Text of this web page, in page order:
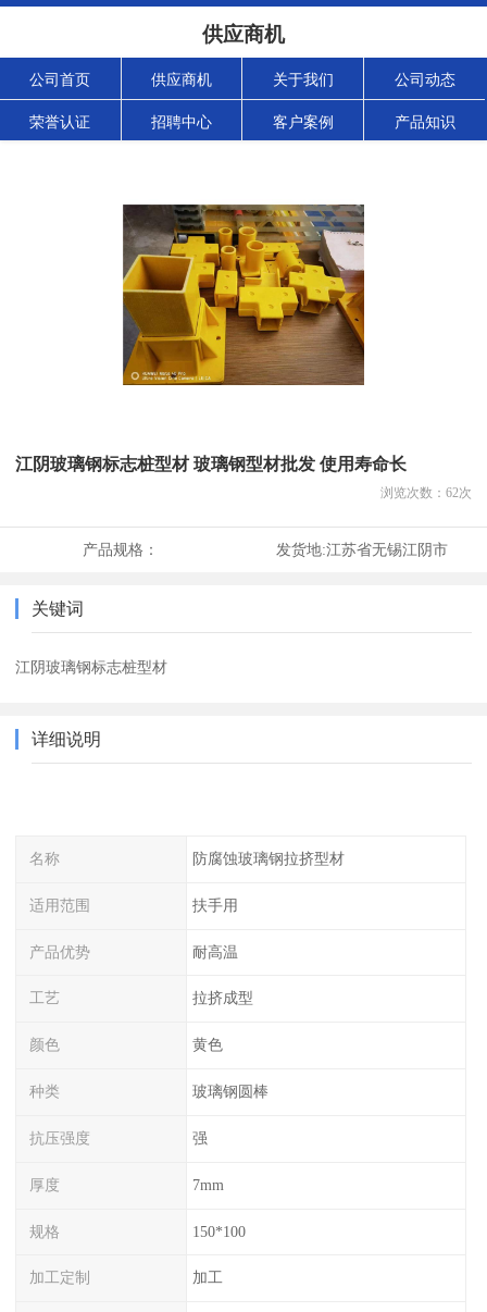
供应商机
公司首页 供应商机 关于我们 公司动态
荣誉认证 招聘中心 客户案例 产品知识
江阴玻璃钢标志桩型材 玻璃钢型材批发 使用寿命长
浏览次数： 62次
产品规格： 发货地:江苏省无锡江阴市
关键词
江阴玻璃钢标志桩型材
详细说明
名称 防腐蚀玻璃钢拉挤型材
适用范围 扶手用
产品优势 耐高温
工艺 拉挤成型
颜色 黄色
种类 玻璃钢圆棒
抗压强度 强
厚度 7mm
规格 150*100
加工定制 加工